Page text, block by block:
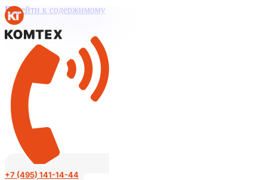
Перейти к содержимому
+7 (495) 141-14-44